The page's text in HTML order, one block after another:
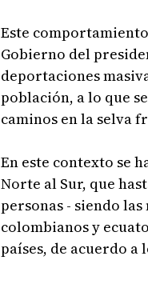
Este
Gobierno del
deportaciones
población, a lo que
caminos en la selva
En este contexto se
Norte al Sur, que
personas - siendo
colombianos y
países, de acuerdo a